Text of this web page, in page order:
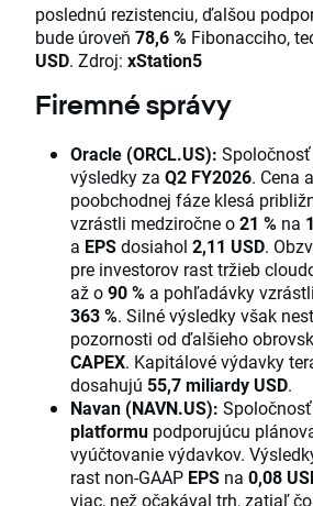
poslednú rezistenciu, ďalšou
bude úroveň 78,6 % Fibonacciho,
USD. Zdroj: xStation5
Firemné správy
Oracle (ORCL.US):
výsledky za Q2 FY2026. Cena
poobchodnej fáze klesá
vzrástli medziročne o21 % na
a EPSdosiahol 2,11 USD.
pre investorov rast tržieb
až o90 % a pohľadávky
363 %. Silné výsledky však
pozornosti od ďalšieho
CAPEX. Kapitálové výdavky
dosahujú 55,7 miliardy USD.
Navan (NAVN.US):
platformu podporujúcu
vyúčtovanie výdavkov.
rast non-GAAP EPS na 0,08
viac, než očakával trh, zatiaľ